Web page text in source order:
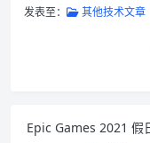
发表至： 其他技术文章